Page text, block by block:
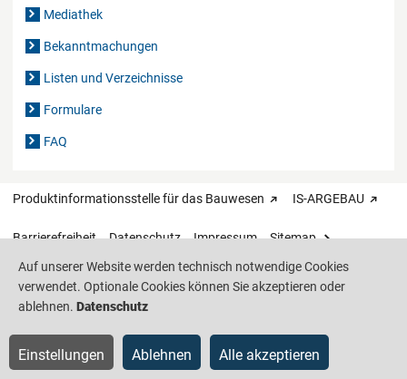
Mediathek
Bekanntmachungen
Listen und Verzeichnisse
Formulare
FAQ
Produktinformationsstelle für das Bauwesen IS-ARGEBAU
Barrierefreiheit Datenschutz Impressum
Sitemap
Auf unserer Website werden technisch notwendige Cookies
verwendet. Optionale Cookies können Sie akzeptieren oder
ablehnen. Datenschutz
Einstellungen Ablehnen Alle akzeptieren